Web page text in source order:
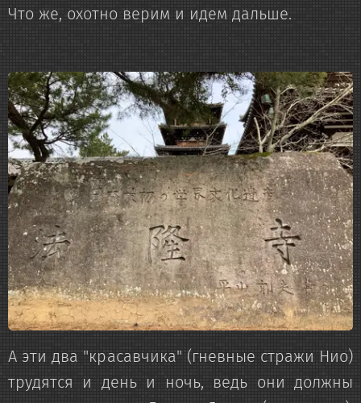
Что же, охотно верим и идем дальше.
А эти два "красавчика" (гневные стражи Нио)
трудятся и день и ночь, ведь они должны